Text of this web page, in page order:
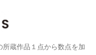
蔵作品１点から数点を加